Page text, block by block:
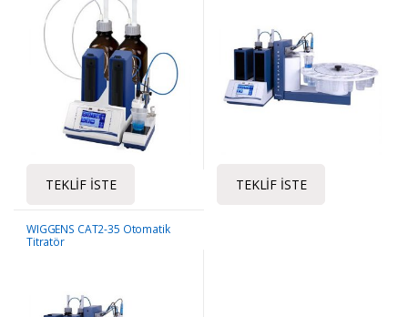
TEKLIF İSTE TEKLIF İSTE
WIGGENS CAT2-35 Otomatik
Titratör